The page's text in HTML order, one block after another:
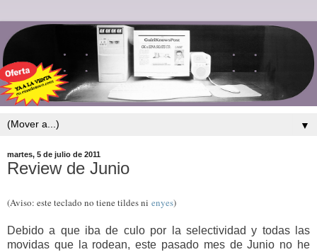
▼
martes, 5 de julio de 2011
Review de Junio
(Aviso: este teclado no tiene tildes ni enyes)
Debido a que iba de culo por la selectividad y todas las
movidas que la rodean, este pasado mes de Junio no he